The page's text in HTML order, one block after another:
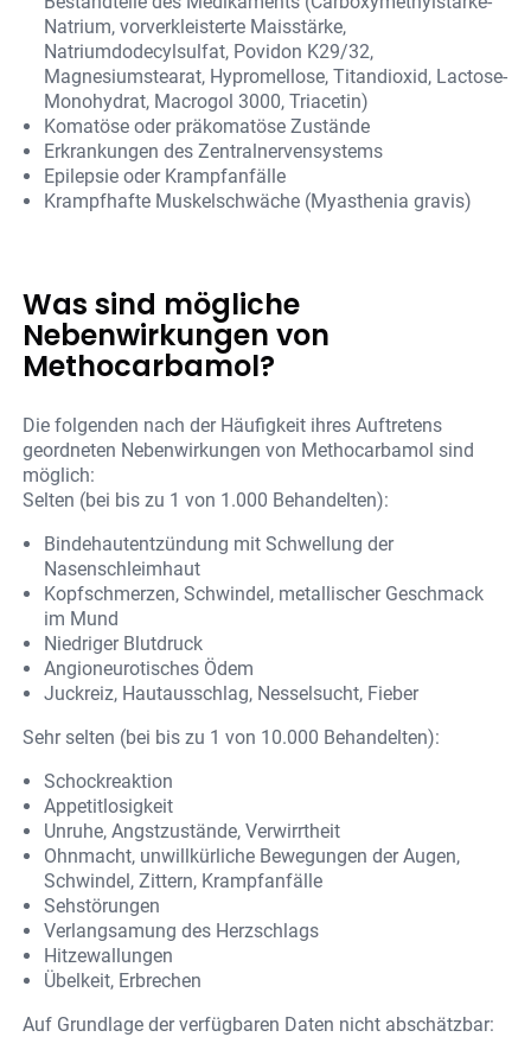
Natrium, vorverkleisterte Maisstärke,
Natriumdodecylsulfat, Povidon K29/32,
Magnesiumstearat, Hypromellose, Titandioxid, Lactose-
Monohydrat, Macrogol 3000, Triacetin)
Komatöse oder präkomatöse Zustände
Erkrankungen des Zentralnervensystems
Epilepsie oder Krampfanfälle
Krampfhafte Muskelschwäche (Myasthenia gravis)
Was sind mögliche
Nebenwirkungen von
Methocarbamol?
Die folgenden nach der Häufigkeit ihres Auftretens
geordneten Nebenwirkungen von Methocarbamol sind
möglich:
Selten (bei bis zu 1 von 1.000 Behandelten):
Bindehautentzündung mit Schwellung der
Nasenschleimhaut
Kopfschmerzen, Schwindel, metallischer Geschmack
im Mund
Niedriger Blutdruck
Angioneurotisches Ödem
Juckreiz, Hautausschlag, Nesselsucht, Fieber
Sehr selten (bei bis zu 1 von 10.000 Behandelten):
Schockreaktion
Appetitlosigkeit
Unruhe, Angstzustände, Verwirrtheit
Ohnmacht, unwillkürliche Bewegungen der Augen,
Schwindel, Zittern, Krampfanfälle
Sehstörungen
Verlangsamung des Herzschlags
Hitzewallungen
Übelkeit, Erbrechen
Auf Grundlage der verfügbaren Daten nicht abschätzbar: